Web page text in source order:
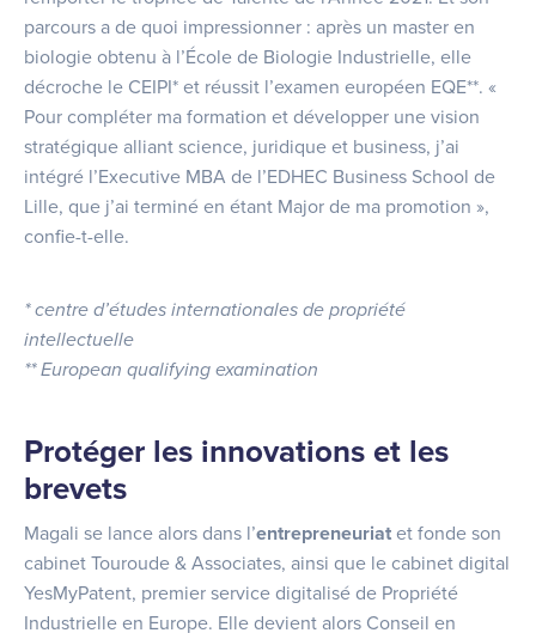
parcours a de quoi impressionner : après un master en
biologie obtenu à l’École de Biologie Industrielle, elle
décroche le CEIPI* et réussit l’examen européen EQE**. «
Pour compléter ma formation et développer une vision
stratégique alliant science, juridique et business, j’ai
intégré l’Executive MBA de l’EDHEC Business School de
Lille, que j’ai terminé en étant Major de ma promotion »,
confie-t-elle.
* centre d’études internationales de propriété
intellectuelle
** European qualifying examination
Protéger les innovations et les
brevets
Magali se lance alors dans l’entrepreneuriat et fonde son
cabinet Touroude & Associates, ainsi que le cabinet digital
YesMyPatent, premier service digitalisé de Propriété
Industrielle en Europe. Elle devient alors Conseil en